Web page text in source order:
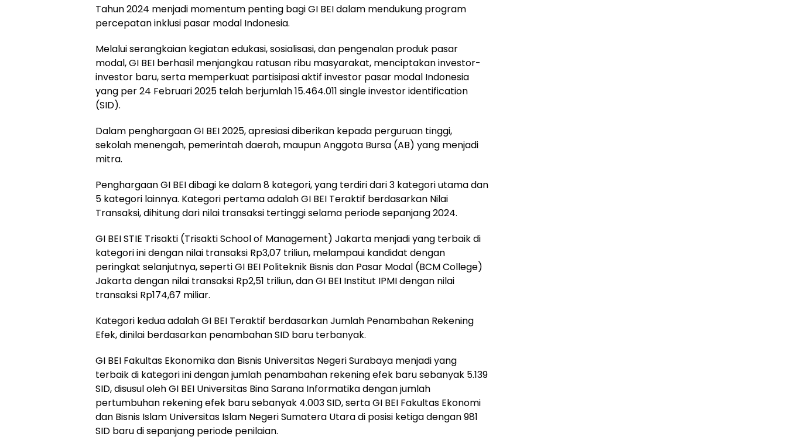
Tahun 2024 menjadi momentum penting bagi GI BEI dalam mendukung program
percepatan inklusi pasar modal Indonesia.
Melalui serangkaian kegiatan edukasi, sosialisasi, dan pengenalan produk pasar
modal, GI BEI berhasil menjangkau ratusan ribu masyarakat, menciptakan investor-
investor baru, serta memperkuat partisipasi aktif investor pasar modal Indonesia
yang per 24 Februari 2025 telah berjumlah 15.464.011 single investor identification
(SID).
Dalam penghargaan GI BEI 2025, apresiasi diberikan kepada perguruan tinggi,
sekolah menengah, pemerintah daerah, maupun Anggota Bursa (AB) yang menjadi
mitra.
Penghargaan GI BEI dibagi ke dalam 8 kategori, yang terdiri dari 3 kategori utama dan
5 kategori lainnya. Kategori pertama adalah GI BEI Teraktif berdasarkan Nilai
Transaksi, dihitung dari nilai transaksi tertinggi selama periode sepanjang 2024.
GI BEI STIE Trisakti (Trisakti School of Management) Jakarta menjadi yang terbaik di
kategori ini dengan nilai transaksi Rp3,07 triliun, melampaui kandidat dengan
peringkat selanjutnya, seperti GI BEI Politeknik Bisnis dan Pasar Modal (BCM College)
Jakarta dengan nilai transaksi Rp2,51 triliun, dan GI BEI Institut IPMI dengan nilai
transaksi Rp174,67 miliar.
Kategori kedua adalah GI BEI Teraktif berdasarkan Jumlah Penambahan Rekening
Efek, dinilai berdasarkan penambahan SID baru terbanyak.
GI BEI Fakultas Ekonomika dan Bisnis Universitas Negeri Surabaya menjadi yang
terbaik di kategori ini dengan jumlah penambahan rekening efek baru sebanyak 5.139
SID, disusul oleh GI BEI Universitas Bina Sarana Informatika dengan jumlah
pertumbuhan rekening efek baru sebanyak 4.003 SID, serta GI BEI Fakultas Ekonomi
dan Bisnis Islam Universitas Islam Negeri Sumatera Utara di posisi ketiga dengan 981
SID baru di sepanjang periode penilaian.